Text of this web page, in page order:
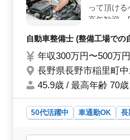
方が選べます。週5〜6日
間程度と少なめです。福利
長く働ける環境です。
って頂け
高年歓迎。
自動車整備士 (整備工場での
年収300万円〜500万
長野県長野市稲里町
45.9歳 / 最高年齢 70歳
50代活躍中 車通勤OK 長